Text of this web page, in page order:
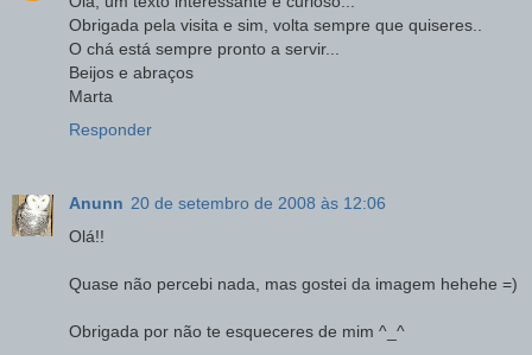
Obrigada pela visita e sim, volta sempre que quiseres..
O chá está sempre pronto a servir...
Beijos e abraços
Marta
Responder
Anunn 20 de setembro de 2008 às 12:06
Olá!!
Quase não percebi nada, mas gostei da imagem hehehe =)
Obrigada por não te esqueceres de mim ^_^